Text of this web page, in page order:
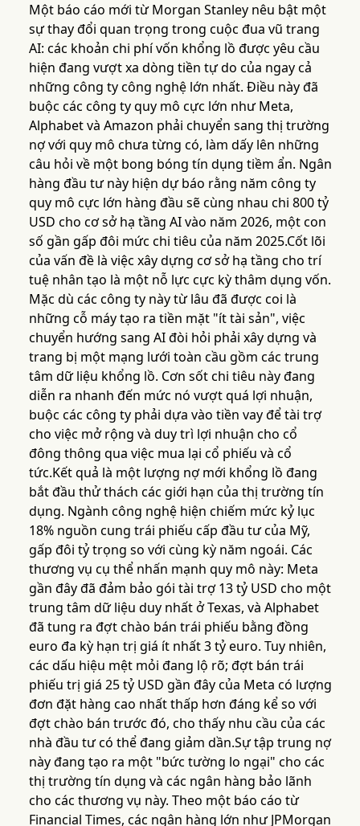
Một báo cáo mới từ Morgan Stanley nêu bật một
sự thay đổi quan trọng trong cuộc đua vũ trang
AI: các khoản chi phí vốn khổng lồ được yêu cầu
hiện đang vượt xa dòng tiền tự do của ngay cả
những công ty công nghệ lớn nhất. Điều này đã
buộc các công ty quy mô cực lớn như Meta,
Alphabet và Amazon phải chuyển sang thị trường
nợ với quy mô chưa từng có, làm dấy lên những
câu hỏi về một bong bóng tín dụng tiềm ẩn. Ngân
hàng đầu tư này hiện dự báo rằng năm công ty
quy mô cực lớn hàng đầu sẽ cùng nhau chi 800 tỷ
USD cho cơ sở hạ tầng AI vào năm 2026, một con
số gần gấp đôi mức chi tiêu của năm 2025.Cốt lõi
của vấn đề là việc xây dựng cơ sở hạ tầng cho trí
tuệ nhân tạo là một nỗ lực cực kỳ thâm dụng vốn.
Mặc dù các công ty này từ lâu đã được coi là
những cỗ máy tạo ra tiền mặt "ít tài sản", việc
chuyển hướng sang AI đòi hỏi phải xây dựng và
trang bị một mạng lưới toàn cầu gồm các trung
tâm dữ liệu khổng lồ. Cơn sốt chi tiêu này đang
diễn ra nhanh đến mức nó vượt quá lợi nhuận,
buộc các công ty phải dựa vào tiền vay để tài trợ
cho việc mở rộng và duy trì lợi nhuận cho cổ
đông thông qua việc mua lại cổ phiếu và cổ
tức.Kết quả là một lượng nợ mới khổng lồ đang
bắt đầu thử thách các giới hạn của thị trường tín
dụng. Ngành công nghệ hiện chiếm mức kỷ lục
18% nguồn cung trái phiếu cấp đầu tư của Mỹ,
gấp đôi tỷ trọng so với cùng kỳ năm ngoái. Các
thương vụ cụ thể nhấn mạnh quy mô này: Meta
gần đây đã đảm bảo gói tài trợ 13 tỷ USD cho một
trung tâm dữ liệu duy nhất ở Texas, và Alphabet
đã tung ra đợt chào bán trái phiếu bằng đồng
euro đa kỳ hạn trị giá ít nhất 3 tỷ euro. Tuy nhiên,
các dấu hiệu mệt mỏi đang lộ rõ; đợt bán trái
phiếu trị giá 25 tỷ USD gần đây của Meta có lượng
đơn đặt hàng cao nhất thấp hơn đáng kể so với
đợt chào bán trước đó, cho thấy nhu cầu của các
nhà đầu tư có thể đang giảm dần.Sự tập trung nợ
này đang tạo ra một "bức tường lo ngại" cho các
thị trường tín dụng và các ngân hàng bảo lãnh
cho các thương vụ này. Theo một báo cáo từ
Financial Times, các ngân hàng lớn như JPMorgan